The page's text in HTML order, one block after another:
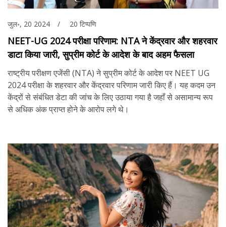
जुल॰, 20 2024 20 टिप्पणि
NEET-UG 2024 परीक्षा परिणाम: NTA ने केंद्रवार और शहरवार
डाटा किया जारी, सुप्रीम कोर्ट के आदेश के बाद अहम फैसला
राष्ट्रीय परीक्षण एजेंसी (NTA) ने सुप्रीम कोर्ट के आदेश पर NEET UG
2024 परीक्षा के शहरवार और केंद्रवार परिणाम जारी किए हैं। यह कदम उन
केंद्रों से संबंधित डेटा की जांच के लिए उठाया गया है जहाँ से असामान्य रूप
से अधिक अंक प्राप्त होने के आरोप लगे थे।